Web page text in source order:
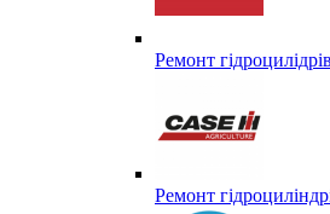
Ремонт
Ремонт